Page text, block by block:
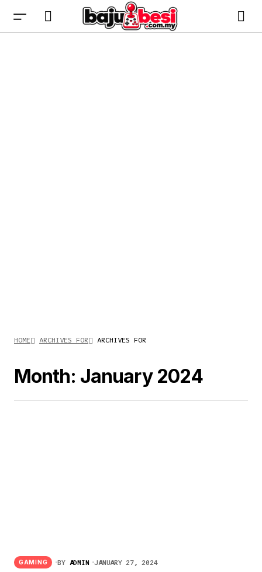
HOME ARCHIVES FOR ARCHIVES FOR
Month: January 2024
GAMING BY ADMIN JANUARY 27, 2024